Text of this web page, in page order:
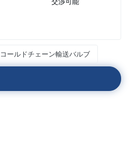
コールドチェーン輸送バルブ